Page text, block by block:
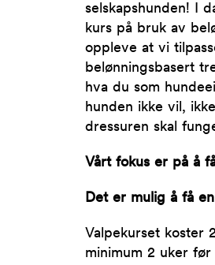
selskapshunden! I
kurs på bruk av
oppleve at vi
belønningsbasert
hva du som
hunden ikke vil,
dressuren skal
Vårt fokus er på å
Det er mulig å få
Valpekurset koster
minimum 2 uker før